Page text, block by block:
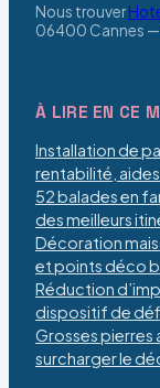
Nous trouver
06400 Cannes —
À LIRE EN CE
Installation de
rentabilité,
52 balades en
des meilleurs
Décoration
et points déco
Réduction
dispositif de
Grosses pierres
surcharger le